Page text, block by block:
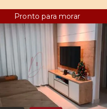
Pronto para morar